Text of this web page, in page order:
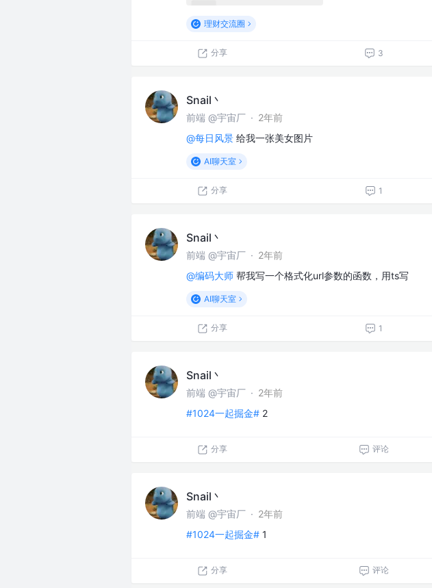
理财交流圈
分享 3
Snail丶
前端 @宇宙厂 · 2年前
@每日风景 给我一张美女图片
AI聊天室
分享 1
Snail丶
前端 @宇宙厂 · 2年前
@编码大师 帮我写一个格式化url参数的函数，用ts写
AI聊天室
分享 1
Snail丶
前端 @宇宙厂 · 2年前
#1024一起掘金# 2
分享 评论
Snail丶
前端 @宇宙厂 · 2年前
#1024一起掘金# 1
分享 评论